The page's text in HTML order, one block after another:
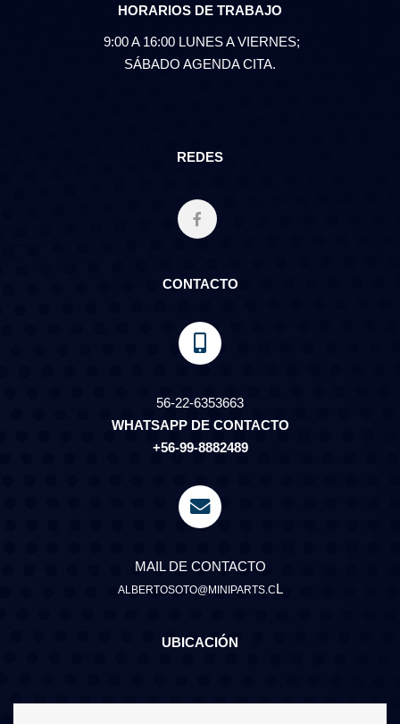
HORARIOS DE TRABAJO
9:00 A 16:00 LUNES A VIERNES;
SÁBADO AGENDA CITA.
REDES
CONTACTO
56-22-6353663
WHATSAPP DE CONTACTO
+56-99-8882489
MAIL DE CONTACTO
ALBERTOSOTO@MINIPARTS.CL
UBICACIÓN